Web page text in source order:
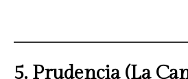
5. Prudencia (La